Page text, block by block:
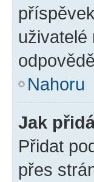
uživatelé
Nahoru
Jak
Přidat
přes